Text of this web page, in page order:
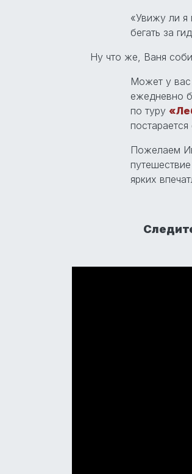
«Увижу ли я
бегать за
Ну что же, Ваня
Может у вас
ежедневно
по туру
Пожелаем
ярких